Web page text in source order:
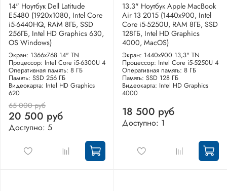
14" Ноутбук Dell Latitude
E5480 (1920х1080, Intel Core
i5-6440HQ, RAM 8ГБ, SSD
256ГБ, Intel HD Graphics 630,
OS Windows)
Экран: 1366x768 14" TN
Процессор: Intel Core i5-6300U 4
Оперативная память: 8 ГБ
Память: SSD 256 ГБ
Видеокарта: Intel HD Graphics
620
65 000 руб
20 500 руб
Доступно: 5
13.3" Ноутбук Apple MacBook
Air 13 2015 (1440x900, Intel
Core i5-5250U, RAM 8ГБ, SSD
128ГБ, Intel HD Graphics
4000, MacOS)
Экран: 1440x900 13,3" TN
Процессор: Intel Core i5-5250U 4
Оперативная память: 8 ГБ
Память: SSD 128 ГБ
Видеокарта: Intel HD Graphics
4000
18 500 руб
Доступно: 1